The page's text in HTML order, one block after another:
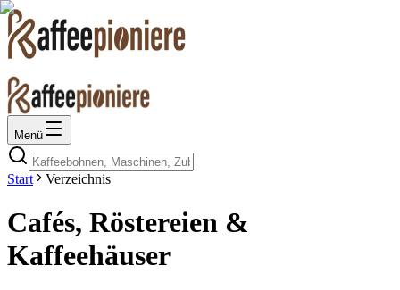
Menü
Start Verzeichnis
Cafés, Röstereien &
Kaffeehäuser